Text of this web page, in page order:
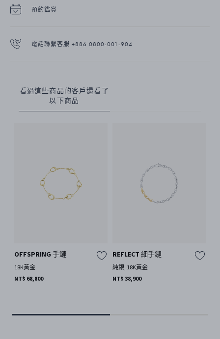
預約鑑賞
電話聯繫客服 +886 0800-001-904
看過這些商品的客戶還看了
以下商品
OFFSPRING 手鏈
18K黃金
NT$ 68,800
REFLECT 細手鏈
純銀, 18K黃金
NT$ 38,900